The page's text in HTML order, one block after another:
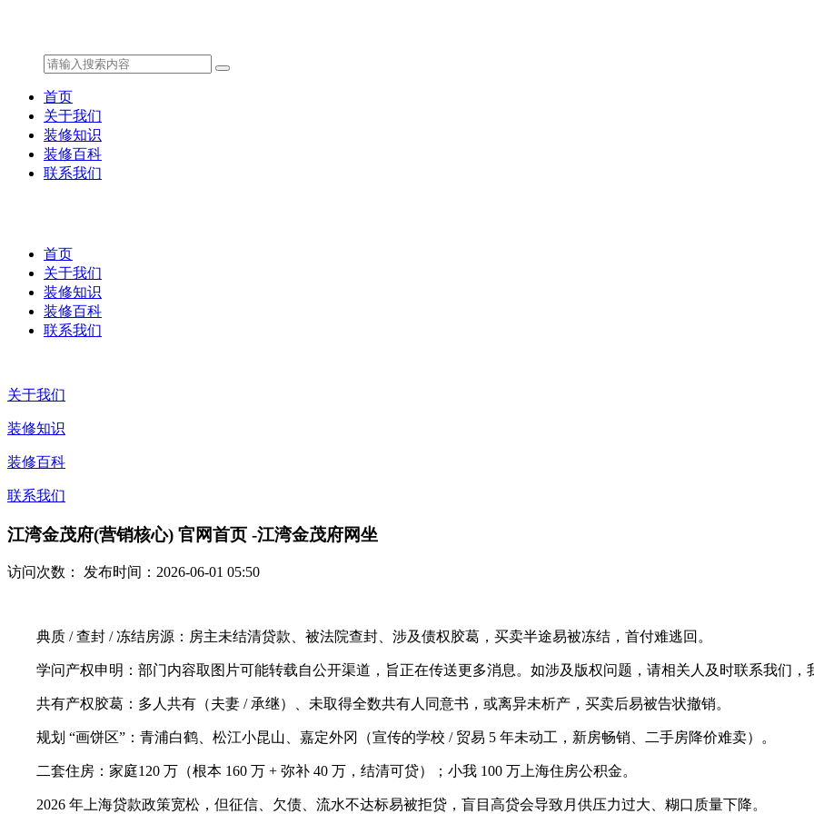
首页
关于我们
装修知识
装修百科
联系我们
首页
关于我们
装修知识
装修百科
联系我们
关于我们
装修知识
装修百科
联系我们
江湾金茂府(营销核心) 官网首页 -江湾金茂府网坐
访问次数： 发布时间：2026-06-01 05:50
典质 / 查封 / 冻结房源：房主未结清贷款、被法院查封、涉及债权胶葛，买卖半途易被冻结，首付难逃回。
学问产权申明：部门内容取图片可能转载自公开渠道，旨正在传送更多消息。如涉及版权问题，请相关人及时联系我们，
共有产权胶葛：多人共有（夫妻 / 承继）、未取得全数共有人同意书，或离异未析产，买卖后易被告状撤销。
规划 “画饼区”：青浦白鹤、松江小昆山、嘉定外冈（宣传的学校 / 贸易 5 年未动工，新房畅销、二手房降价难卖）。
二套住房：家庭120 万（根本 160 万 + 弥补 40 万，结清可贷）；小我 100 万上海住房公积金。
2026 年上海贷款政策宽松，但征信、欠债、流水不达标易被拒贷，盲目高贷会导致月供压力过大、糊口质量下降。